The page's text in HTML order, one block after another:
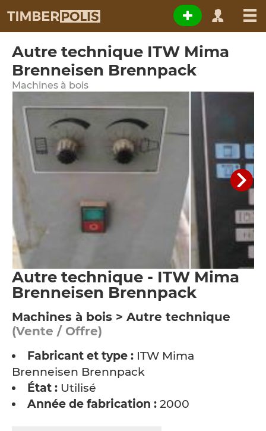
Autre technique ITW Mima
Brenneisen Brennpack
Machines à bois
Autre technique - ITW Mima
Brenneisen Brennpack
Machines à bois > Autre technique
(Vente / Offre)
Fabricant et type : ITW Mima
Brenneisen Brennpack
État : Utilisé
Année de fabrication : 2000